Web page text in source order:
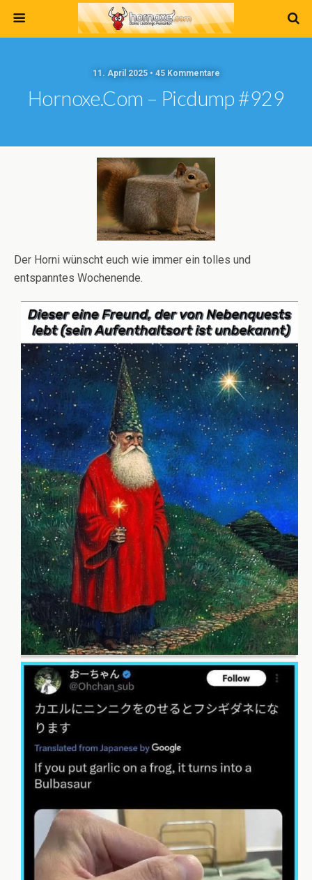
11. April 2025 • 45 Kommentare
Hornoxe.com – Picdump #929
Der Horni wünscht euch wie immer ein tolles und
entspanntes Wochenende.